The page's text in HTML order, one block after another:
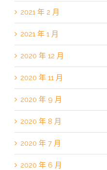
2021 年 2 月
2021 年 1 月
2020 年 12 月
2020 年 11 月
2020 年 9 月
2020 年 8 月
2020 年 7 月
2020 年 6 月